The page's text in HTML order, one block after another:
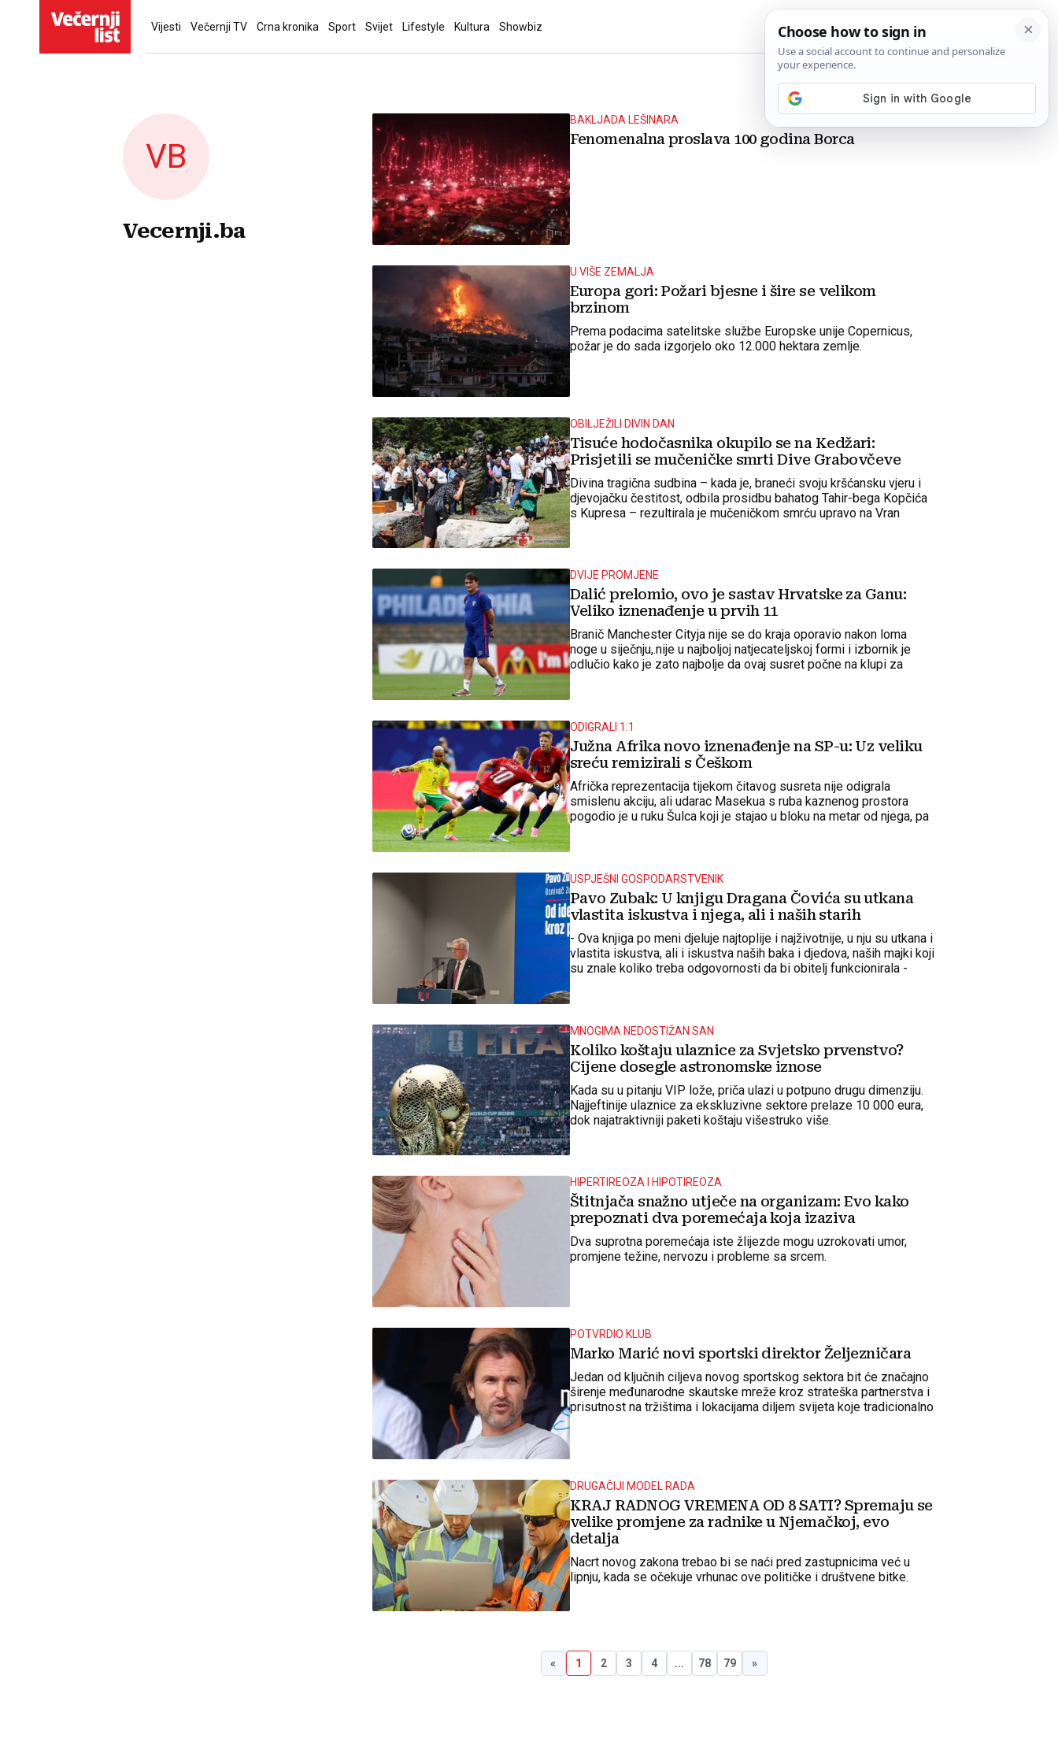
Vijesti Večernji TV Crna kronika Sport Svijet Lifestyle Kultura Showbiz
VB
Vecernji.ba
BAKLJADA LEŠINARA
Fenomenalna proslava 100 godina Borca
U VIŠE ZEMALJA
Europa gori: Požari bjesne i šire se velikom
brzinom
Prema podacima satelitske službe Europske unije Copernicus,
požar je do sada izgorjelo oko 12.000 hektara zemlje.
OBILJEŽILI DIVIN DAN
Tisuće hodočasnika okupilo se na Kedžari:
Prisjetili se mučeničke smrti Dive Grabovčeve
Divina tragična sudbina – kada je, braneći svoju kršćansku vjeru i
djevojačku čestitost, odbila prosidbu bahatog Tahir-bega Kopčića
s Kupresa – rezultirala je mučeničkom smrću upravo na Vran
planini
DVIJE PROMJENE
Dalić prelomio, ovo je sastav Hrvatske za Ganu:
Veliko iznenađenje u prvih 11
Branič Manchester Cityja nije se do kraja oporavio nakon loma
noge u siječnju,.nije u najboljoj natjecateljskoj formi i izbornik je
odlučio kako je zato najbolje da ovaj susret počne na klupi za
pričuve
ODIGRALI 1:1
Južna Afrika novo iznenađenje na SP-u: Uz veliku
sreću remizirali s Češkom
Afrička reprezentacija tijekom čitavog susreta nije odigrala
smislenu akciju, ali udarac Masekua s ruba kaznenog prostora
pogodio je u ruku Šulca koji je stajao u bloku na metar od njega, pa
je američka sutkinja Penso pokazala na bijelu točku
USPJEŠNI GOSPODARSTVENIK
Pavo Zubak: U knjigu Dragana Čovića su utkana
vlastita iskustva i njega, ali i naših starih
- Ova knjiga po meni djeluje najtoplije i najživotnije, u nju su utkana i
vlastita iskustva, ali i iskustva naših baka i djedova, naših majki koji
su znale koliko treba odgovornosti da bi obitelj funkcionirala -
MNOGIMA NEDOSTIŽAN SAN
Koliko koštaju ulaznice za Svjetsko prvenstvo?
Cijene dosegle astronomske iznose
Kada su u pitanju VIP lože, priča ulazi u potpuno drugu dimenziju.
Najjeftinije ulaznice za ekskluzivne sektore prelaze 10 000 eura,
dok najatraktivniji paketi koštaju višestruko više.
HIPERTIREOZA I HIPOTIREOZA
Štitnjača snažno utječe na organizam: Evo kako
prepoznati dva poremećaja koja izaziva
Dva suprotna poremećaja iste žlijezde mogu uzrokovati umor,
promjene težine, nervozu i probleme sa srcem.
POTVRDIO KLUB
Marko Marić novi sportski direktor Željezničara
Jedan od ključnih ciljeva novog sportskog sektora bit će značajno
širenje međunarodne skautske mreže kroz strateška partnerstva i
prisutnost na tržištima i lokacijama diljem svijeta koje tradicionalno
proizvode najveće nogometne talente.
DRUGAČIJI MODEL RADA
KRAJ RADNOG VREMENA OD 8 SATI? Spremaju se
velike promjene za radnike u Njemačkoj, evo
detalja
Nacrt novog zakona trebao bi se naći pred zastupnicima već u
lipnju, kada se očekuje vrhunac ove političke i društvene bitke.
« 1 2 3 4 ... 78 79 »